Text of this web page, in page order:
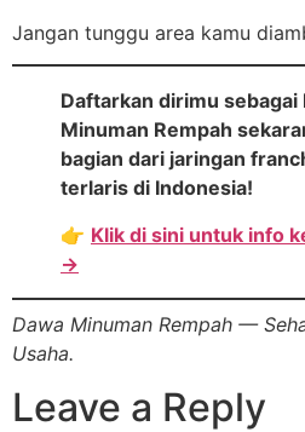
Jangan tunggu area kamu
Daftarkan dirimu sebagai
Minuman Rempah
bagian dari jaringan
terlaris di Indonesia!
👉 Klik di sini untuk info
→
Dawa Minuman Rempah —
Usaha.
Leave a Reply